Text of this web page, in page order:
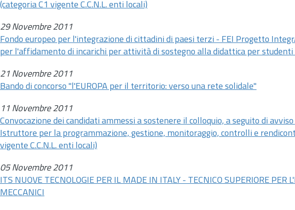
(categoria C1 vigente C.C.N.L. enti locali)
29 Novembre 2011
Fondo europeo per l'integrazione di cittadini di paesi terzi - FEI Progetto
per l'affidamento di incarichi per attività di sostegno alla didattica per
21 Novembre 2011
Bando di concorso "l'EUROPA per il territorio: verso una rete solidale"
11 Novembre 2011
Convocazione dei candidati ammessi a sostenere il colloquio, a seguito di
Istruttore per la programmazione, gestione, monitoraggio, controlli e
vigente C.C.N.L. enti locali)
05 Novembre 2011
ITS NUOVE TECNOLOGIE PER IL MADE IN ITALY - TECNICO SUPERIORE PER
MECCANICI